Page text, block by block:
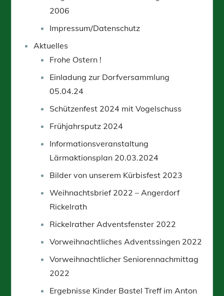
2006
Impressum/Datenschutz
Aktuelles
Frohe Ostern !
Einladung zur Dorfversammlung
05.04.24
Schützenfest 2024 mit Vogelschuss
Frühjahrsputz 2024
Informationsveranstaltung
Lärmaktionsplan 20.03.2024
Bilder von unserem Kürbisfest 2023
Weihnachtsbrief 2022 – Angerdorf
Rickelrath
Rickelrather Adventsfenster 2022
Vorweihnachtliches Adventssingen 2022
Vorweihnachtlicher Seniorennachmittag
2022
Ergebnisse Kinder Bastel Treff im Anton